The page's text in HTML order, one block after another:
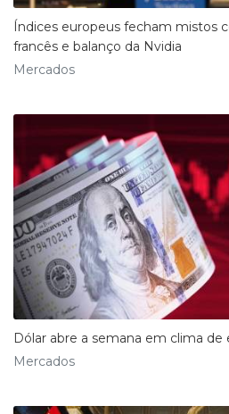
Índices europeus fecham mistos
francês e balanço da Nvidia
Mercados
Dólar abre a semana em clima de
Mercados